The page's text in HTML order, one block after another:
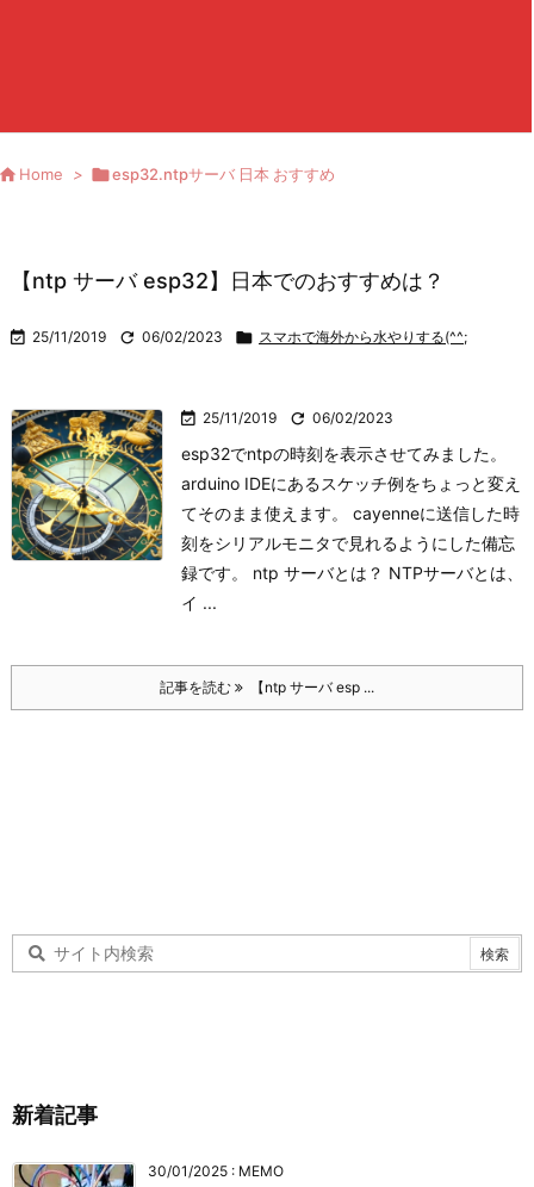
Home > esp32.ntpサーバ 日本 おすすめ
【ntp サーバ esp32】日本でのおすすめは？
 25/11/2019  06/02/2023  スマホで海外から水やりする(^^;
 25/11/2019  06/02/2023
esp32でntpの時刻を表示させてみました。
arduino IDEにあるスケッチ例をちょっと変え
てそのまま使えます。 cayenneに送信した時
刻をシリアルモニタで見れるようにした備忘
録です。 ntp サーバとは？ NTPサーバとは、
イ ...
記事を読む 【ntp サーバ esp ...
新着記事
30/01/2025 : MEMO